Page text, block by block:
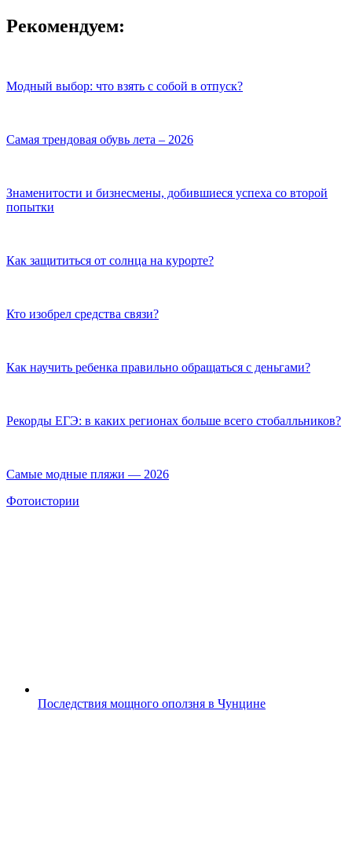
Рекомендуем:
Модный выбор: что взять с собой в отпуск?
Самая трендовая обувь лета – 2026
Знаменитости и бизнесмены, добившиеся успеха со второй
попытки
Как защититься от солнца на курорте?
Кто изобрел средства связи?
Как научить ребенка правильно обращаться с деньгами?
Рекорды ЕГЭ: в каких регионах больше всего стобалльников?
Самые модные пляжи — 2026
Фотоистории
Последствия мощного оползня в Чунцине